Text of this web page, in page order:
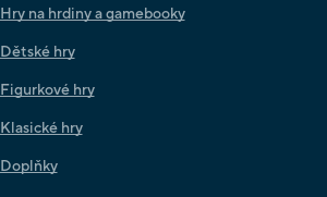
Hry na hrdiny a gamebooky
Dětské hry
Figurkové hry
Klasické hry
Doplňky